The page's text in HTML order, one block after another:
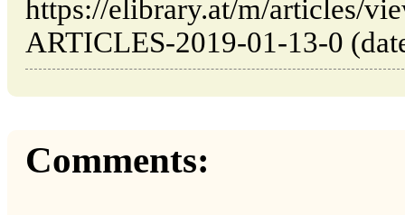
https://elibrary.at/m/articles/
ARTICLES-2019-01-13-0
Comments: